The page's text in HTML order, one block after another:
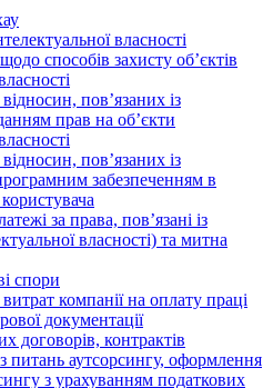
власності
способів захисту об’єктів
пов’язаних із
прав на об’єкти
пов’язаних із
забезпеченням в
за права, пов’язані із
власності) та митна
спори
компанії на оплату праці
документації
договорів, контрактів
питань аутсорсингу, оформлення
з урахуванням податкових